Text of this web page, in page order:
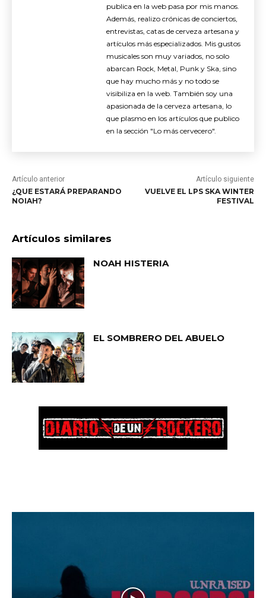
publica en la web pasa por mis manos.
Además, realizo crónicas de conciertos,
entrevistas, catas de cerveza artesana y
artículos más especializados. Mis gustos
musicales son muy variados, no solo
abarcan Rock, Metal, Punk y Ska, sino
que hay mucho más y no todo se
visibiliza en la web. También soy una
apasionada de la cerveza artesana, lo
que plasmo en los artículos que publico
en la sección "Lo más cervecero".
Artículo anterior
¿QUE ESTARÁ PREPARANDO
NOIAH?
Artículo siguiente
VUELVE EL LPS SKA WINTER
FESTIVAL
Artículos similares
NOAH HISTERIA
EL SOMBRERO DEL ABUELO